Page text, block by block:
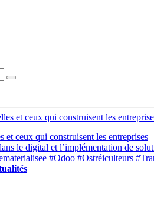
et ceux qui construisent les entreprises
le digital et l’implémentation de
#Odoo #Ostréiculteurs